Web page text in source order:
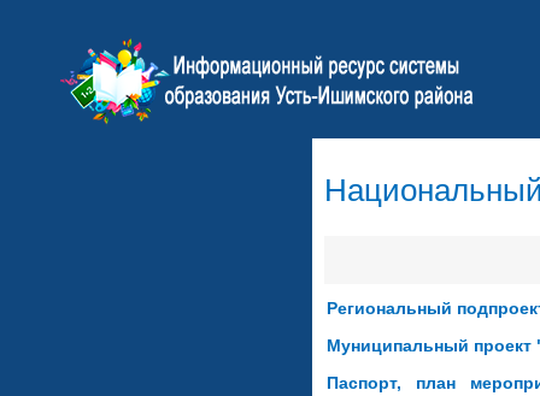
Региональный
Муниципальный проект
Паспорт, план